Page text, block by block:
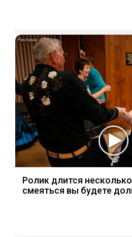
Ролик длится
смеяться вы будете